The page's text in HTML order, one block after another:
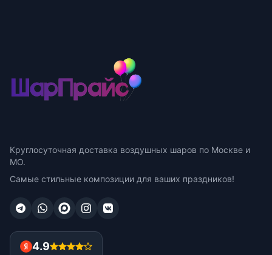
Круглосуточная доставка воздушных шаров по Москве и
МО.
Самые стильные композиции для ваших праздников!
4.9